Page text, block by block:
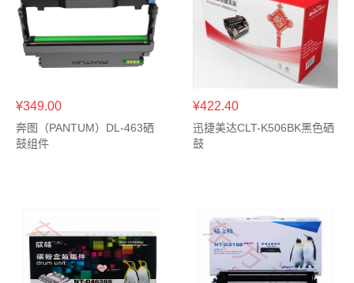
¥349.00
奔图（PANTUM）DL-463硒
鼓组件
¥422.40
迅捷美达CLT-K506BK黑色硒
鼓